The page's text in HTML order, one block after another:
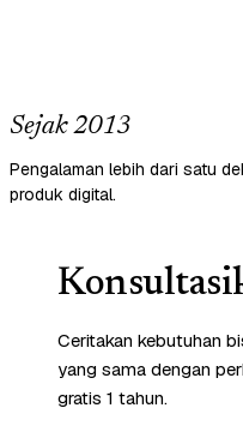
Sejak 2013
Pengalaman lebih dari satu
produk digital.
Ceritakan kebutuhan
yang sama dengan
gratis 1 tahun.